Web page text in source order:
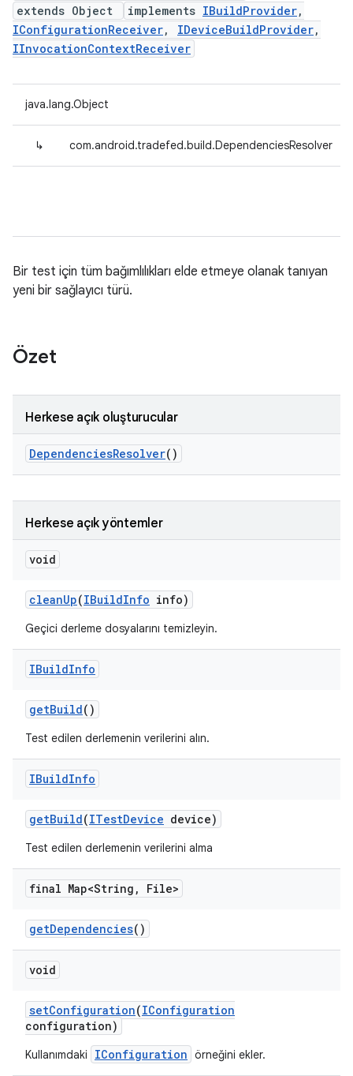
extends Object
implements IBuildProvider,
IConfigurationReceiver, IDeviceBuildProvider,
IInvocationContextReceiver
java.lang.Object
↳ com.android.tradefed.build.DependenciesResolver
Bir test için tüm bağımlılıkları elde etmeye olanak tanıyan
yeni bir sağlayıcı türü.
Özet
Herkese açık oluşturucular
DependenciesResolver()
Herkese açık yöntemler
void
cleanUp(IBuildInfo info)
Geçici derleme dosyalarını temizleyin.
IBuildInfo
getBuild()
Test edilen derlemenin verilerini alın.
IBuildInfo
getBuild(ITestDevice device)
Test edilen derlemenin verilerini alma
final Map<String , File>
getDependencies()
void
setConfiguration(IConfiguration
configuration)
Kullanımdaki IConfiguration örneğini ekler.